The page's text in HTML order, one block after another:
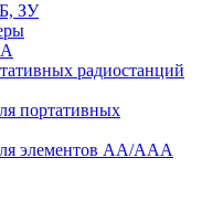
ЗУ
радиостанций
портативных
элементов АА/ААА